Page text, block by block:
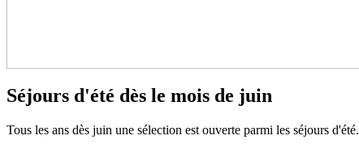
Séjours d'été dès le mois de juin
Tous les ans dès juin une sélection est ouverte parmi les séjours d'été.